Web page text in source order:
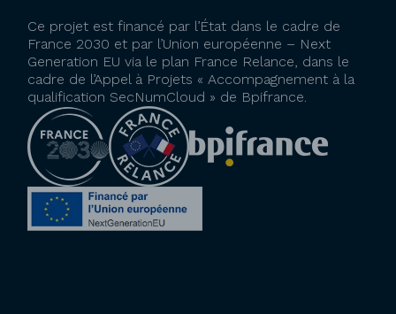
Ce projet est financé par l’État dans le cadre de
France 2030 et par l’Union européenne – Next
Generation EU via le plan France Relance, dans le
cadre de l’Appel à Projets « Accompagnement à la
qualification SecNumCloud » de Bpifrance.